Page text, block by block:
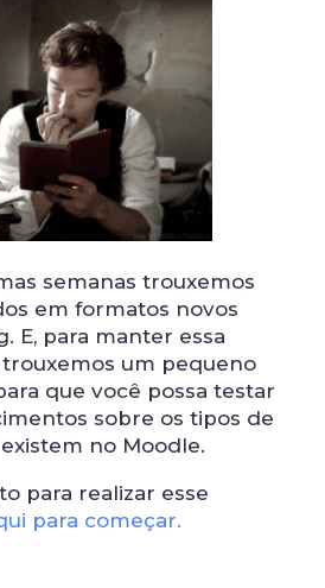
semanas trouxemos
em formatos novos
E, para manter essa
trouxemos um pequeno
que você possa testar
sobre os tipos de
no Moodle.
para realizar esse
para começar.